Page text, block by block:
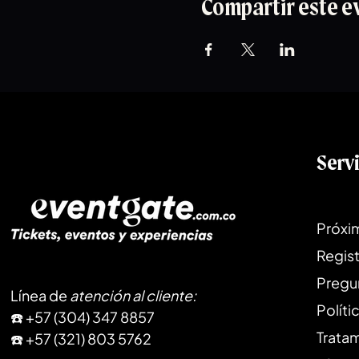
Compartir este
Línea de atención al cliente:
​☎️ +57 (304) 347 8857
☎️ +57 (321) 803 5762